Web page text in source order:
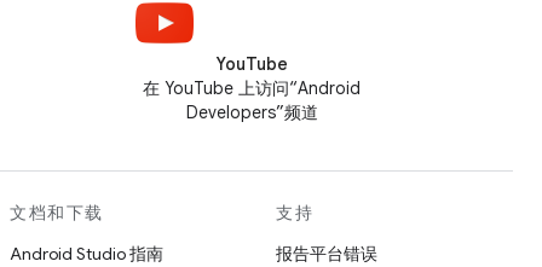
YouTube
在 YouTube 上访问“Android
Developers”频道
文档和下载
Android Studio 指南
支持
报告平台错误